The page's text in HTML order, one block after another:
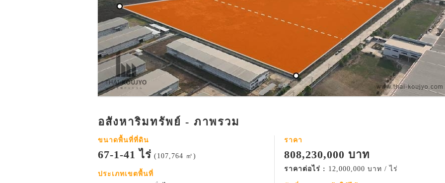
อสังหาริมทรัพย์ - ภาพรวม
ขนาดพื้นที่ที่ดิน
67-1-41 ไร่ (107,764 ㎡)
ประเภทเขตพื้นที่
ราคา
808,230,000 บาท
ราคาต่อไร่ : 12,000,000 บาท / ไร่